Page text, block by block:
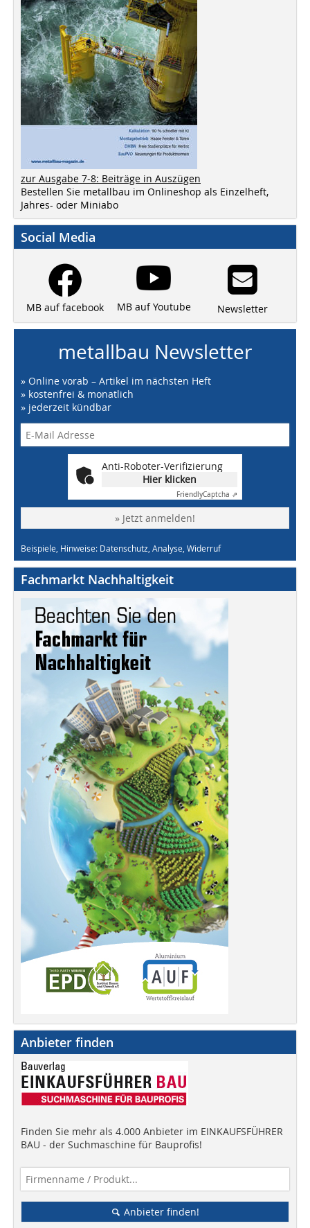
zur Ausgabe 7-8: Beiträge in Auszügen
Bestellen Sie metallbau im Onlineshop als Einzelheft,
Jahres- oder Miniabo
Social Media
MB auf facebook MB auf Youtube Newsletter
metallbau Newsletter
» Online vorab – Artikel im nächsten Heft
» kostenfrei & monatlich
» jederzeit kündbar
Anti-Roboter-Verifizierung
Hier klicken
FriendlyCaptcha ⇗
» Jetzt anmelden!
Beispiele, Hinweise: Datenschutz, Analyse, Widerruf
Fachmarkt Nachhaltigkeit
Anbieter finden
Finden Sie mehr als 4.000 Anbieter im EINKAUFSFÜHRER
BAU - der Suchmaschine für Bauprofis!
Anbieter finden!